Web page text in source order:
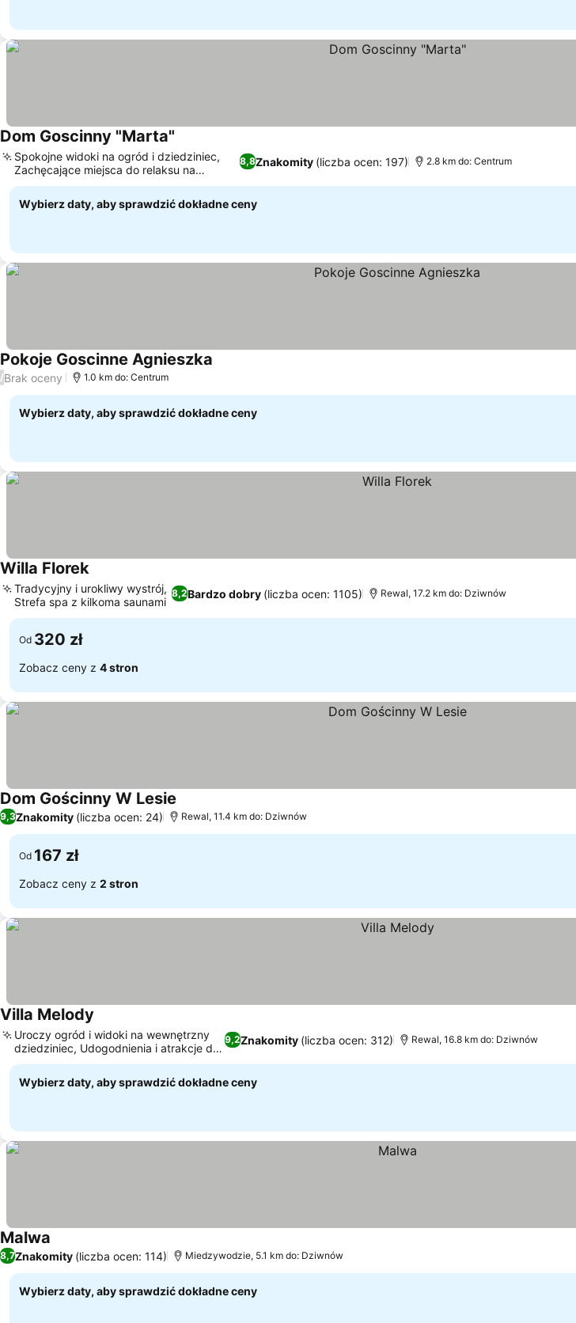
Dom Goscinny "Marta"
8,8Znakomity (liczba ocen: 197)
Spokojne widoki na ogród i dziedziniec,
Zachęcające miejsca do relaksu na
świeżym powietrzu
2.8 km do: Centrum
Wybierz daty, aby sprawdzić dokładne ceny
Pokoje Goscinne Agnieszka
/Brak oceny 1.0 km do: Centrum
Wybierz daty, aby sprawdzić dokładne ceny
Willa FlorekWyświetl ceny
8,2Bardzo dobry (liczba ocen: 1105)
Tradycyjny i urokliwy wystrój,
Strefa spa z kilkoma saunami
Rewal, 17.2 km do: Dziwnów
Od 320 zł
Zobacz ceny z 4 stron
Dom Gościnny W LesieWyświetl ceny
9,3Znakomity (liczba ocen: 24) Rewal, 11.4 km do: Dziwnów
Od 167 zł
Zobacz ceny z 2 stron
Villa Melody
9,2Znakomity (liczba ocen: 312)
Uroczy ogród i widoki na wewnętrzny
dziedziniec, Udogodnienia i atrakcje dla
rodzin
Rewal, 16.8 km do: Dziwnów
Wybierz daty, aby sprawdzić dokładne ceny
Malwa
8,7Znakomity (liczba ocen: 114) Miedzywodzie, 5.1 km do: Dziwnów
Wybierz daty, aby sprawdzić dokładne ceny